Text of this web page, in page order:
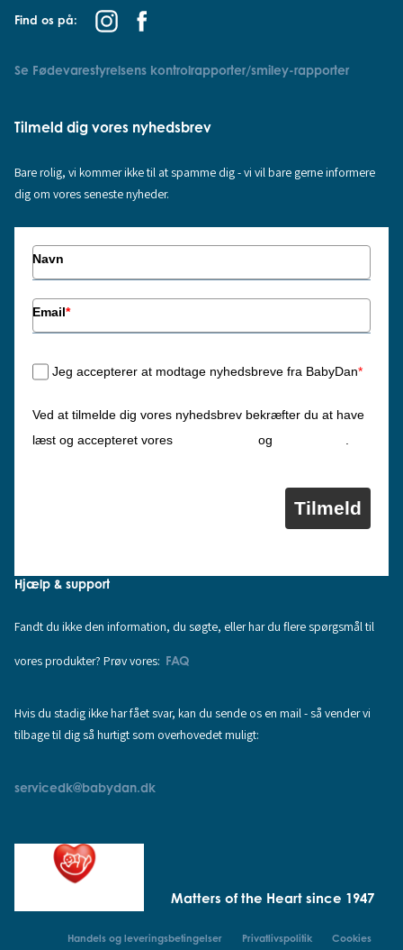
Find os på:
Se Fødevarestyrelsens kontrolrapporter/smiley-rapporter
Tilmeld dig vores nyhedsbrev
Bare rolig, vi kommer ikke til at spamme dig - vi vil bare gerne informere
dig om vores seneste nyheder.
Navn
Email*
Jeg accepterer at modtage nyhedsbreve fra BabyDan*
Ved at tilmelde dig vores nyhedsbrev bekræfter du at have
læst og accepteret vores
og .
Tilmeld
Hjælp & support
Fandt du ikke den information, du søgte, eller har du flere spørgsmål til
vores produkter? Prøv vores: FAQ
Hvis du stadig ikke har fået svar, kan du sende os en mail - så vender vi
tilbage til dig så hurtigt som overhovedet muligt:
servicedk@babydan.dk
Matters of the Heart since 1947
Handels og leveringsbetingelser Privatlivspolitik Cookies